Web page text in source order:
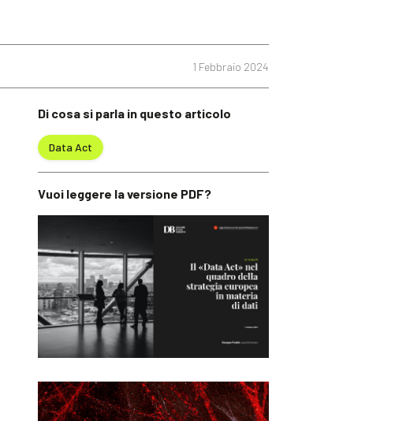
1 Febbraio 2024
Di cosa si parla in questo articolo
Data Act
Vuoi leggere la versione PDF?